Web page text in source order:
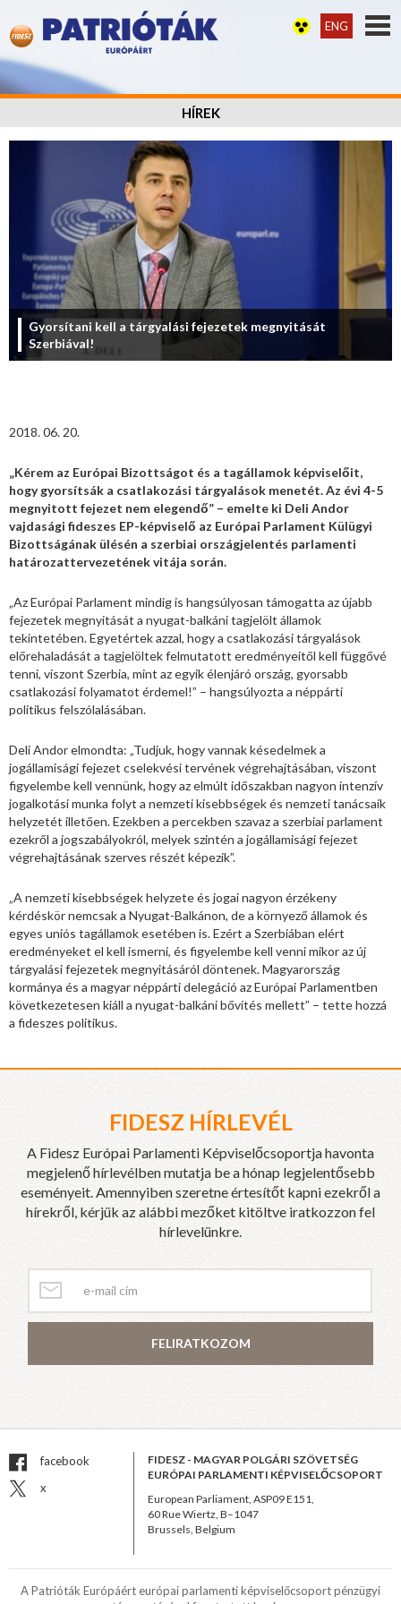
ENG
HÍREK
Gyorsítani kell a tárgyalási fejezetek megnyitását
Szerbiával!
2018. 06. 20.
„Kérem az Európai Bizottságot és a tagállamok képviselőit,
hogy gyorsítsák a csatlakozási tárgyalások menetét. Az évi 4-5
megnyitott fejezet nem elegendő” – emelte ki Deli Andor
vajdasági fideszes EP-képviselő az Európai Parlament Külügyi
Bizottságának ülésén a szerbiai országjelentés parlamenti
határozattervezetének vitája során.
„Az Európai Parlament mindig is hangsúlyosan támogatta az újabb
fejezetek megnyitását a nyugat-balkáni tagjelölt államok
tekintetében. Egyetértek azzal, hogy a csatlakozási tárgyalások
előrehaladását a tagjelöltek felmutatott eredményeitől kell függővé
tenni, viszont Szerbia, mint az egyik élenjáró ország, gyorsabb
csatlakozási folyamatot érdemel!” – hangsúlyozta a néppárti
politikus felszólalásában.
Deli Andor elmondta: „Tudjuk, hogy vannak késedelmek a
jogállamisági fejezet cselekvési tervének végrehajtásában, viszont
figyelembe kell vennünk, hogy az elmúlt időszakban nagyon intenzív
jogalkotási munka folyt a nemzeti kisebbségek és nemzeti tanácsaik
helyzetét illetően. Ezekben a percekben szavaz a szerbiai parlament
ezekről a jogszabályokról, melyek szintén a jogállamisági fejezet
végrehajtásának szerves részét képezik”.
„A nemzeti kisebbségek helyzete és jogai nagyon érzékeny
kérdéskör nemcsak a Nyugat-Balkánon, de a környező államok és
egyes uniós tagállamok esetében is. Ezért a Szerbiában elért
eredményeket el kell ismerni, és figyelembe kell venni mikor az új
tárgyalási fejezetek megnyitásáról döntenek. Magyarország
kormánya és a magyar néppárti delegáció az Európai Parlamentben
következetesen kiáll a nyugat-balkáni bővítés mellett” – tette hozzá
a fideszes politikus.
FIDESZ HÍRLEVÉL
A Fidesz Európai Parlamenti Képviselőcsoportja havonta
megjelenő hírlevélben mutatja be a hónap legjelentősebb
eseményeit. Amennyiben szeretne értesítőt kapni ezekről a
hírekről, kérjük az alábbi mezőket kitöltve iratkozzon fel
hírlevelünkre.
FELIRATKOZOM
facebook
x
FIDESZ - MAGYAR POLGÁRI SZÖVETSÉG
EURÓPAI PARLAMENTI KÉPVISELŐCSOPORT
European Parliament, ASP09 E151,
60 Rue Wiertz, B–1047
Brussels, Belgium
A Patrióták Európáért európai parlamenti képviselőcsoport pénzügyi